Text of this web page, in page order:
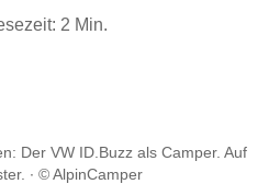
2 Min.
Der VW ID.Buzz als Camper. Auf
© AlpinCamper